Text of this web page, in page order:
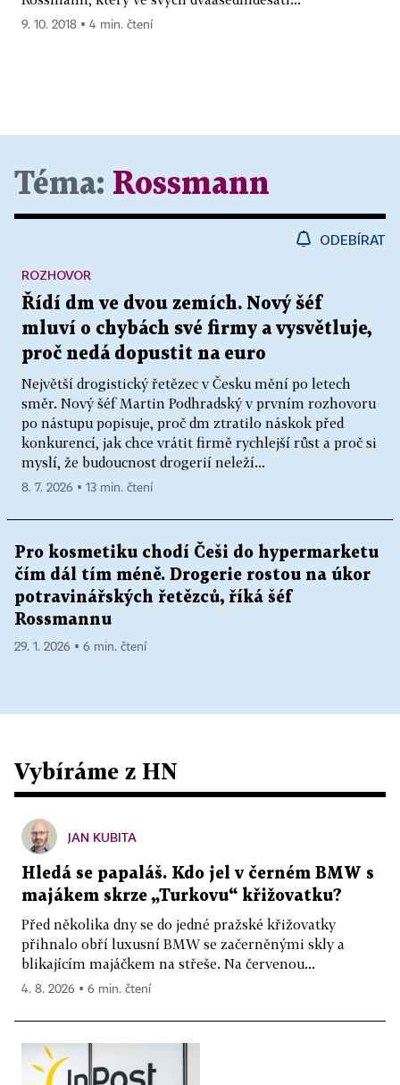
9. 10. 2018 ▪ 4 min. čtení
Téma: Rossmann
ODEBÍRAT
Řídí dm ve dvou zemích. Nový šéf
mluví o chybách své firmy a vysvětluje,
proč nedá dopustit na euro
Největší drogistický řetězec v Česku mění po letech
směr. Nový šéf Martin Podhradský v prvním rozhovoru
po nástupu popisuje, proč dm ztratilo náskok před
konkurencí, jak chce vrátit firmě rychlejší růst a proč si
myslí, že budoucnost drogerií neleží...
ROZHOVOR
8. 7. 2026 ▪ 13 min. čtení
Pro kosmetiku chodí Češi do hypermarketu
čím dál tím méně. Drogerie rostou na úkor
potravinářských řetězců, říká šéf
Rossmannu
29. 1. 2026 ▪ 6 min. čtení
Vybíráme z HN
JAN KUBITA
Hledá se papaláš. Kdo jel v černém BMW s
majákem skrze „Turkovu“ křižovatku?
Před několika dny se do jedné pražské křižovatky
přihnalo obří luxusní BMW se začerněnými skly a
blikajícím majáčkem na střeše. Na červenou...
4. 8. 2026 ▪ 6 min. čtení